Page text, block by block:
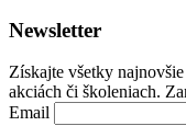
Newsletter
Získajte všetky
akciách či školeniach.
Email